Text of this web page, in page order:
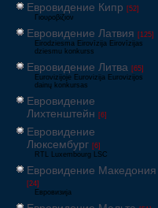
Евровидение Кипр [52]
Γιουροβίζιον
Евровидение Латвия [125]
Eirodziesma Eirovīzija Eirovīzijas
dziesmu konkurss
Евровидение Литва [65]
Eurovizijoje Eurovizija Eurovizijos
dainų konkursas
Евровидение
Лихтенштейн [6]
Евровидение
Люксембург [6]
RTL Luxembourg LSC
Евровидение Македония
[24]
Евровизија